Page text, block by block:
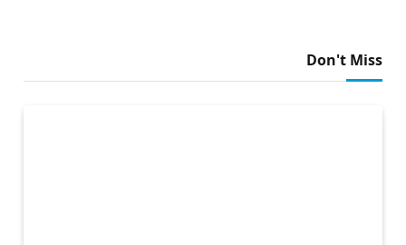
Don't Miss